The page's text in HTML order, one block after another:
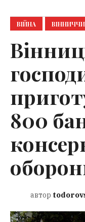
ВІЙНА
800
автор